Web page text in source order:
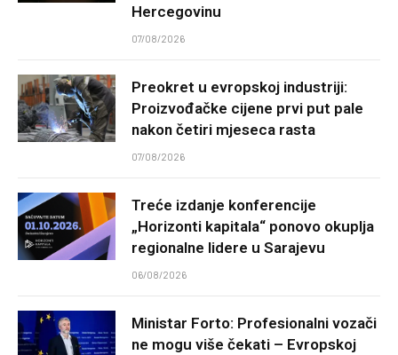
Hercegovinu
07/08/2026
Preokret u evropskoj industriji:
Proizvođačke cijene prvi put pale
nakon četiri mjeseca rasta
07/08/2026
Treće izdanje konferencije
„Horizonti kapitala“ ponovo okuplja
regionalne lidere u Sarajevu
06/08/2026
Ministar Forto: Profesionalni vozači
ne mogu više čekati – Evropskoj